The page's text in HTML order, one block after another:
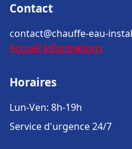
Contact
contact@chauffe-eau-
Accueil Informations
Horaires
Lun-Ven: 8h-19h
Service d'urgence 24/7